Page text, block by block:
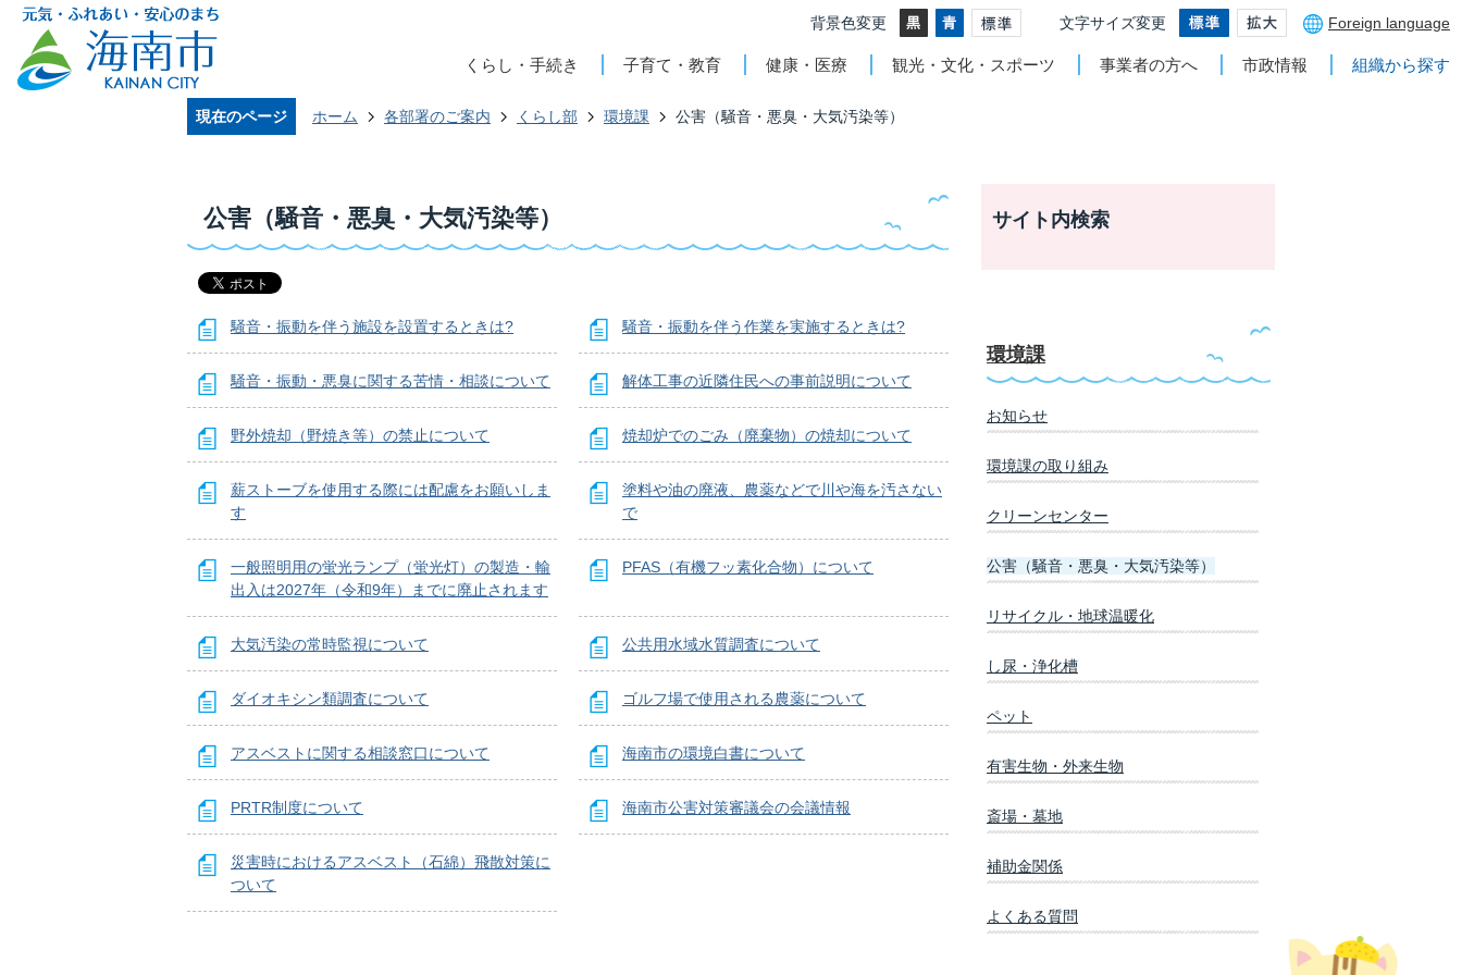
背景色変更 文字サイズ変更 Foreign language
くらし・手続き 子育て・教育 健康・医療 観光・文化・スポーツ 事業者の方へ 市政情報 組織から探す
現在のページ ホーム 各部署のご案内 くらし部 環境課 公害（騒音・悪臭・大気汚染等）
公害（騒音・悪臭・大気汚染等）
騒音・振動を伴う施設を設置するときは? 騒音・振動を伴う作業を実施するときは?
騒音・振動・悪臭に関する苦情・相談について 解体工事の近隣住民への事前説明について
野外焼却（野焼き等）の禁止について 焼却炉でのごみ（廃棄物）の焼却について
薪ストーブを使用する際には配慮をお願いしま
す
塗料や油の廃液、農薬などで川や海を汚さない
で
一般照明用の蛍光ランプ（蛍光灯）の製造・輸
出入は2027年（令和9年）までに廃止されます
PFAS（有機フッ素化合物）について
大気汚染の常時監視について 公共用水域水質調査について
ダイオキシン類調査について ゴルフ場で使用される農薬について
アスベストに関する相談窓口について 海南市の環境白書について
PRTR制度について 海南市公害対策審議会の会議情報
災害時におけるアスベスト（石綿）飛散対策に
ついて
サイト内検索
環境課
お知らせ
環境課の取り組み
クリーンセンター
公害（騒音・悪臭・大気汚染等）
リサイクル・地球温暖化
し尿・浄化槽
ペット
有害生物・外来生物
斎場・墓地
補助金関係
よくある質問